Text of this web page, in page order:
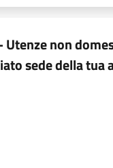
Utenze non
sede della tua